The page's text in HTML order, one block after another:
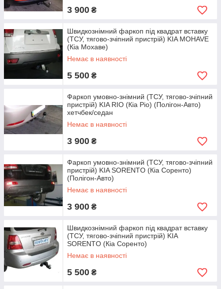
3 900 ₴
Швидкознімний фаркоп під квадрат вставку
(ТСУ, тягово-зчіпний пристрій) KIA MOHAVE
(Кіа Мохаве)
Немає в наявності
5 500 ₴
Фаркоп умовно-знімний (ТСУ, тягово-зчіпний
пристрій) KIA RIO (Кіа Ріо) (Полігон-Авто)
хетчбек/седан
Немає в наявності
3 900 ₴
Фаркоп умовно-знімний (ТСУ, тягово-зчіпний
пристрій) KIA SORENTO (Кіа Соренто)
(Полігон-Авто)
Немає в наявності
3 900 ₴
Швидкознімний фаркоп під квадрат вставку
(ТСУ, тягово-зчіпний пристрій) KIA
SORENTO (Кіа Соренто)
Немає в наявності
5 500 ₴